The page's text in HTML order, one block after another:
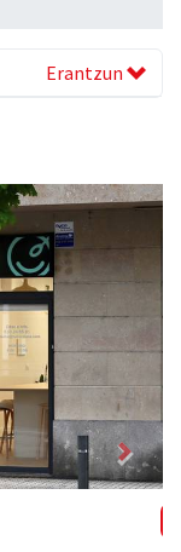
Erantzun
Next